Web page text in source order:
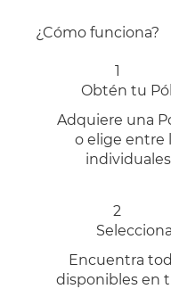
¿Cómo funciona?
1
Obtén tu
Adquiere una
o elige entre
2
Encuentra
disponibles en